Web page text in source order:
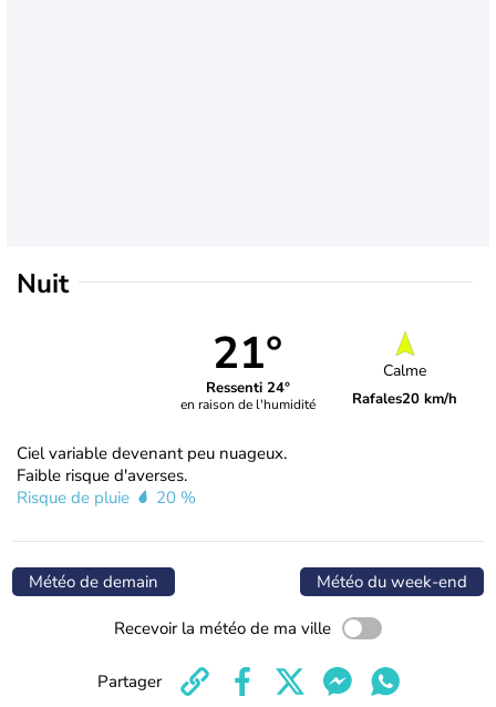
Nuit
21°
Ressenti 24°
en raison de l'humidité
Calme
Rafales20 km/h
Ciel variable devenant peu nuageux.
Faible risque d'averses.
Risque de pluie
20 %
Météo de demain Météo du week-end
Recevoir la météo de ma ville
Partager